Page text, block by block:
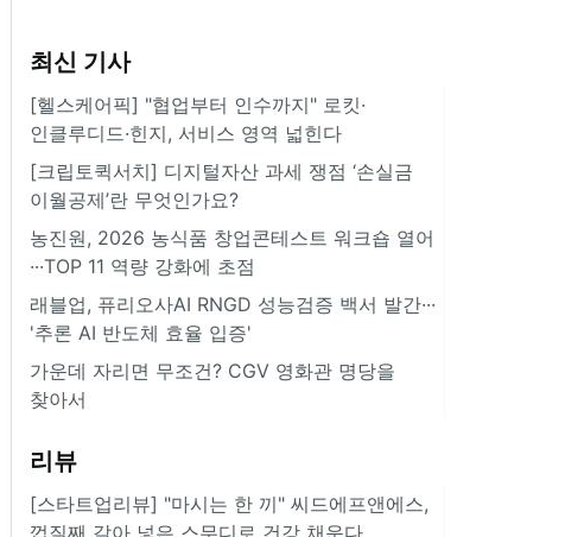
최신 기사
[헬스케어픽] "협업부터 인수까지" 로킷·
인클루디드·힌지, 서비스 영역 넓힌다
[크립토퀵서치] 디지털자산 과세 쟁점 ‘손실금
이월공제’란 무엇인가요?
농진원, 2026 농식품 창업콘테스트 워크숍 열어
···TOP 11 역량 강화에 초점
래블업, 퓨리오사AI RNGD 성능검증 백서 발간···
'추론 AI 반도체 효율 입증'
가운데 자리면 무조건? CGV 영화관 명당을
찾아서
리뷰
[스타트업리뷰] "마시는 한 끼" 씨드에프앤에스,
껍질째 갈아 넣은 스무디로 건강 채운다